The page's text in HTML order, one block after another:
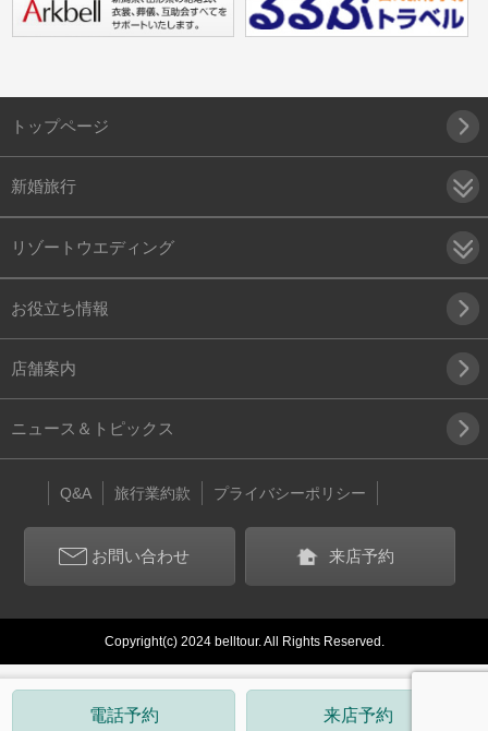
トップページ
新婚旅行
リゾートウエディング
お役立ち情報
店舗案内
ニュース＆トピックス
Q&A 旅行業約款 プライバシーポリシー
お問い合わせ 来店予約
Copyright(c) 2024 belltour. All Rights Reserved.
電話予約 来店予約